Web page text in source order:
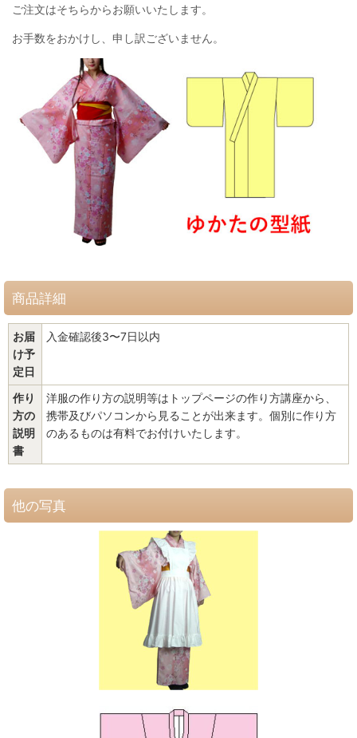
ご注文はそちらからお願いいたします。
お手数をおかけし、申し訳ございません。
商品詳細
お届
け予
定日
入金確認後3〜7日以内
作り
方の
説明
書
洋服の作り方の説明等はトップページの作り方講座から、
携帯及びパソコンから見ることが出来ます。個別に作り方
のあるものは有料でお付けいたします。
他の写真